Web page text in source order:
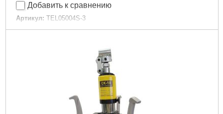
Добавить к сравнению
Артикул: TEL05004S-3
Код товара: 29.20.59
Подробнее...